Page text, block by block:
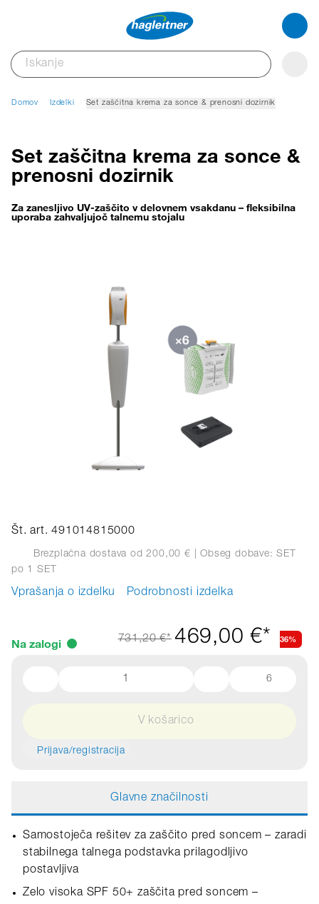
Domov Izdelki Set zaščitna krema za sonce & prenosni dozirnik
Set zaščitna krema za sonce &
prenosni dozirnik
Za zanesljivo UV‑zaščito v delovnem vsakdanu – fleksibilna
uporaba zahvaljujoč talnemu stojalu
Št. art. 491014815000
Brezplačna dostava od 200,00 € | Obseg dobave: SET
po 1 SET
Vprašanja o izdelku Podrobnosti izdelka
Na zalogi 731,20 €* 469,00 €* 36%
6
V košarico
Prijava/registracija
Glavne značilnosti
Samostoječa rešitev za zaščito pred soncem – zaradi
stabilnega talnega podstavka prilagodljivo
postavljiva
Zelo visoka SPF 50+ zaščita pred soncem –